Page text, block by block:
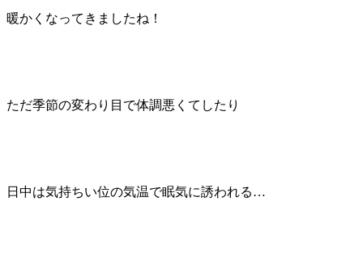
暖かくなってきましたね！
ただ季節の変わり目で体調悪くてしたり
日中は気持ちい位の気温で眠気に誘われる…